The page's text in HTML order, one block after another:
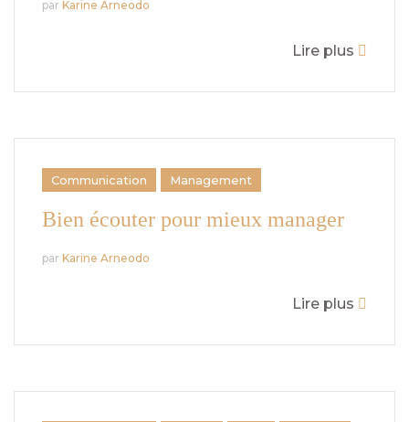
par Karine Arneodo
Lire plus
Communication Management
Bien écouter pour mieux manager
par Karine Arneodo
Lire plus